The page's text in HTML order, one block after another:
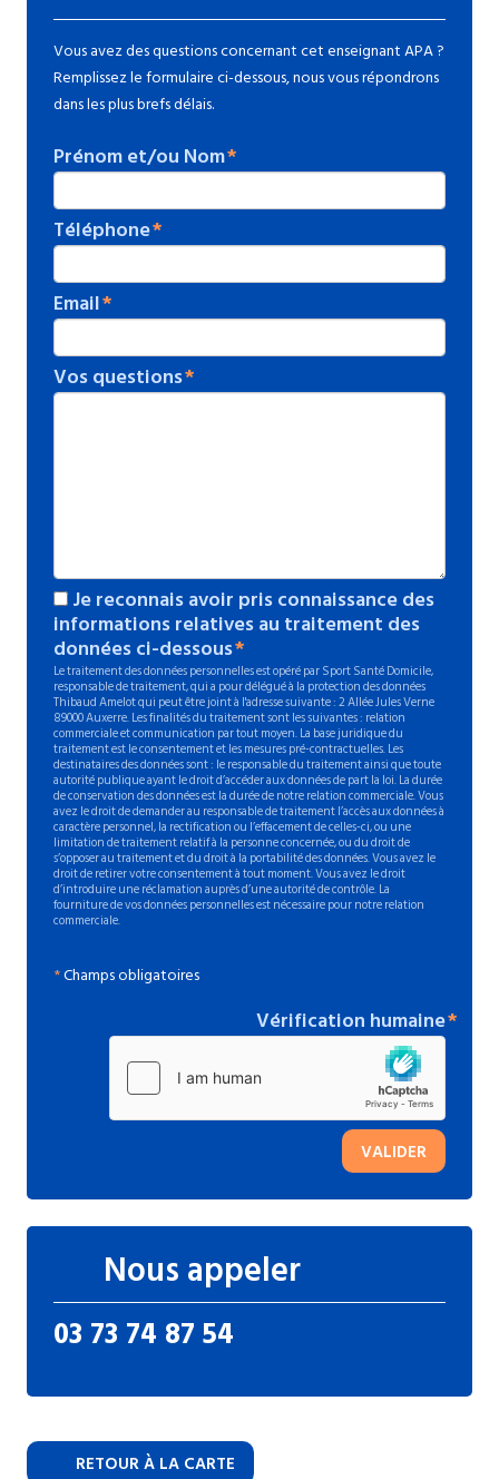
Vous avez des questions concernant cet enseignant APA ?
Remplissez le formulaire ci-dessous, nous vous répondrons
dans les plus brefs délais.
Prénom et/ou Nom
Téléphone
Email
Vos questions
Je reconnais avoir pris connaissance des
informations relatives au traitement des
données ci-dessous
Le traitement des données personnelles est opéré par Sport Santé Domicile,
responsable de traitement, qui a pour délégué à la protection des données
Thibaud Amelot qui peut être joint à l'adresse suivante : 2 Allée Jules Verne
89000 Auxerre. Les finalités du traitement sont les suivantes : relation
commerciale et communication par tout moyen. La base juridique du
traitement est le consentement et les mesures pré-contractuelles. Les
destinataires des données sont : le responsable du traitement ainsi que toute
autorité publique ayant le droit d’accéder aux données de part la loi. La durée
de conservation des données est la durée de notre relation commerciale. Vous
avez le droit de demander au responsable de traitement l’accès aux données à
caractère personnel, la rectification ou l’effacement de celles-ci, ou une
limitation de traitement relatif à la personne concernée, ou du droit de
s’opposer au traitement et du droit à la portabilité des données. Vous avez le
droit de retirer votre consentement à tout moment. Vous avez le droit
d’introduire une réclamation auprès d’une autorité de contrôle. La
fourniture de vos données personnelles est nécessaire pour notre relation
commerciale.
*Champs obligatoires
Vérification humaine
VALIDER
Nous appeler
03 73 74 87 54
RETOUR À LA CARTE